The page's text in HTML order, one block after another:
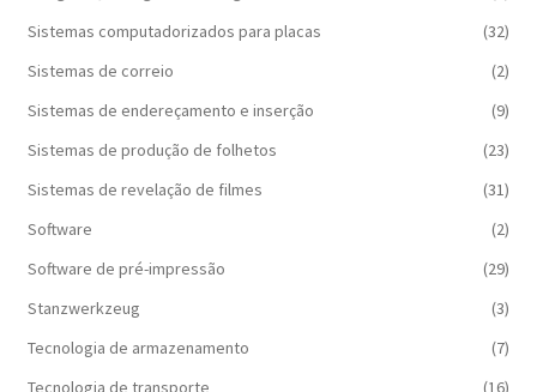
Sistemas computadorizados para placas
(32)
Sistemas de correio
(2)
Sistemas de endereçamento e inserção
(9)
Sistemas de produção de folhetos
(23)
Sistemas de revelação de filmes
(31)
Software
(2)
Software de pré-impressão
(29)
Stanzwerkzeug
(3)
Tecnologia de armazenamento
(7)
Tecnologia de transporte
(16)